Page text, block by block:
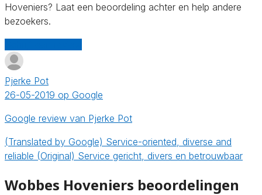
Hoveniers? Laat een beoordeling achter en help andere
bezoekers.
Pjerke Pot
26-05-2019 op Google
Google review van Pjerke Pot
(Translated by Google) Service-oriented, diverse and
reliable (Original) Service gericht, divers en betrouwbaar
Wobbes Hoveniers beoordelingen